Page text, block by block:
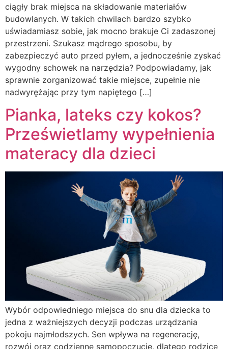
ciągły brak miejsca na składowanie materiałów
budowlanych. W takich chwilach bardzo szybko
uświadamiasz sobie, jak mocno brakuje Ci zadaszonej
przestrzeni. Szukasz mądrego sposobu, by
zabezpieczyć auto przed pyłem, a jednocześnie zyskać
wygodny schowek na narzędzia? Podpowiadamy, jak
sprawnie zorganizować takie miejsce, zupełnie nie
nadwyrężając przy tym napiętego […]
Pianka, lateks czy kokos?
Prześwietlamy wypełnienia
materacy dla dzieci
Wybór odpowiedniego miejsca do snu dla dziecka to
jedna z ważniejszych decyzji podczas urządzania
pokoju najmłodszych. Sen wpływa na regenerację,
rozwój oraz codzienne samopoczucie, dlatego rodzice